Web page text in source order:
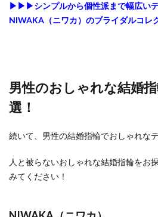
▶▶▶シンプルから個性派まで幅広い
NIWAKA（ニワカ）のブライダルコレ
男性のおしゃれな結婚
選！
続いて、男性の結婚指輪でおしゃれな
人と被らないおしゃれな結婚指輪をお
みてください！